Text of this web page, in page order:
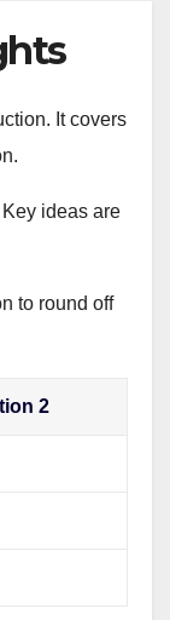
It covers
ideas are
to round off
2